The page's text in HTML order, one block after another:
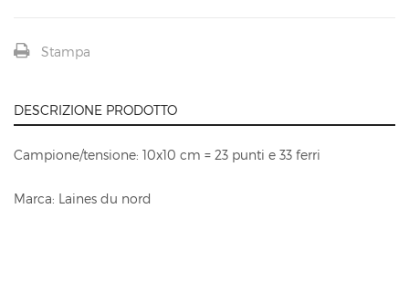
Stampa
DESCRIZIONE PRODOTTO
Campione/tensione: 10x10 cm = 23 punti e 33 ferri
Marca: Laines du nord